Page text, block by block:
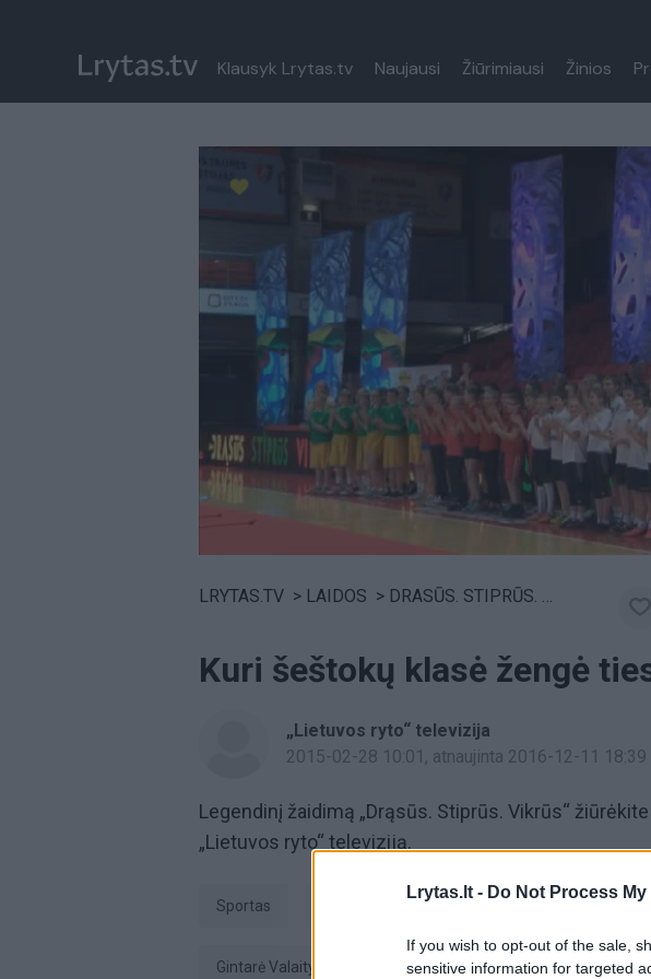
Lrytas.lt - Do Not Process
If you wish to opt-out of the sale,
sensitive information for targeted
Klausyk Lrytas.tv Naujausi Žiūrimiausi Žinios
LRYTAS.TV > LAIDOS > DRASŪS. STIPRŪS. VIKRŪS
Kuri šeštokų klasė žengė
„Lietuvos ryto“ televizija
2015-02-28 10:01 , atnaujinta 2016-12-11 18:39
Legendinį žaidimą „Drąsūs. Stiprūs. Vikrūs“
„Lietuvos ryto“ televiziją.
Sportas
Gintarė Valaitytė Lietuvos moksleiviai